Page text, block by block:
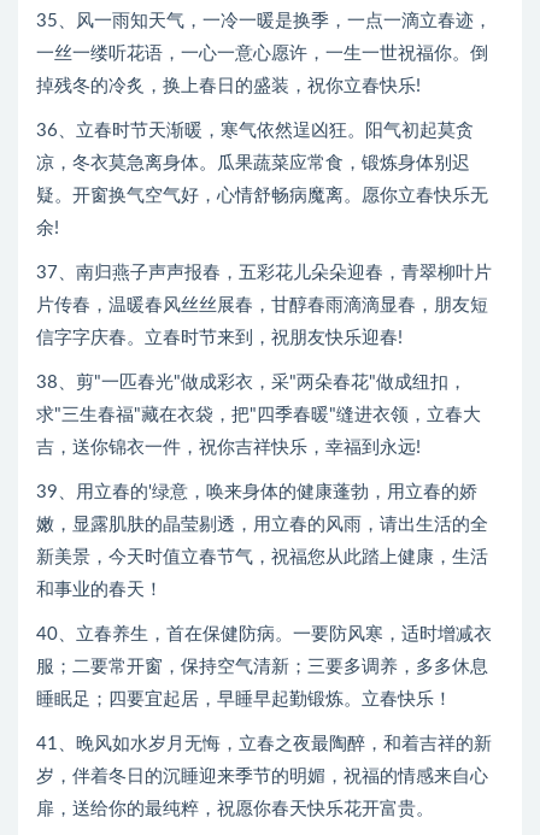
35、风一雨知天气，一冷一暖是换季，一点一滴立春迹，
一丝一缕听花语，一心一意心愿许，一生一世祝福你。倒
掉残冬的冷炙，换上春日的盛装，祝你立春快乐!
36、立春时节天渐暖，寒气依然逞凶狂。阳气初起莫贪
凉，冬衣莫急离身体。瓜果蔬菜应常食，锻炼身体别迟
疑。开窗换气空气好，心情舒畅病魔离。愿你立春快乐无
余!
37、南归燕子声声报春，五彩花儿朵朵迎春，青翠柳叶片
片传春，温暖春风丝丝展春，甘醇春雨滴滴显春，朋友短
信字字庆春。立春时节来到，祝朋友快乐迎春!
38、剪"一匹春光"做成彩衣，采"两朵春花"做成纽扣，
求"三生春福"藏在衣袋，把"四季春暖"缝进衣领，立春大
吉，送你锦衣一件，祝你吉祥快乐，幸福到永远!
39、用立春的'绿意，唤来身体的健康蓬勃，用立春的娇
嫩，显露肌肤的晶莹剔透，用立春的风雨，请出生活的全
新美景，今天时值立春节气，祝福您从此踏上健康，生活
和事业的春天！
40、立春养生，首在保健防病。一要防风寒，适时增减衣
服；二要常开窗，保持空气清新；三要多调养，多多休息
睡眠足；四要宜起居，早睡早起勤锻炼。立春快乐！
41、晚风如水岁月无悔，立春之夜最陶醉，和着吉祥的新
岁，伴着冬日的沉睡迎来季节的明媚，祝福的情感来自心
扉，送给你的最纯粹，祝愿你春天快乐花开富贵。